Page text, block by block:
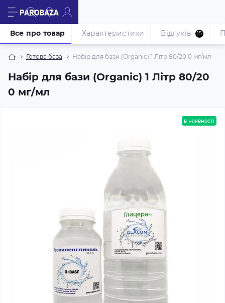
Готова база Набір для бази (Organic) 1 Літр 80/20 0 мг/мл
Набір для бази (Organic) 1 Літр 80/20
0 мг/мл
Все про товар Характеристики Відгуків 15
в наявності